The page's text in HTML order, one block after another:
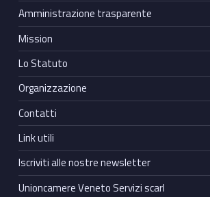
Amministrazione trasparente
Mission
Lo Statuto
Organizzazione
Contatti
Link utili
Iscriviti alle nostre newsletter
Unioncamere Veneto Servizi scarl